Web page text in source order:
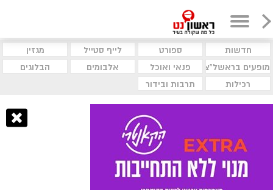
חדשות ספורט לייף סטייל
מגזין
מופעים בראשל"צ
פנאי ואוכל אלבומים
הבלוגים
רכילות
תרבות ובידור